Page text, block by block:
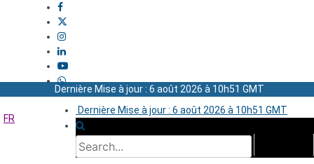
Dernière Mise à jour : 6 août 2026 à 10h51 GMT
Dernière Mise à jour : 6 août 2026 à 10h51 GMT
FR